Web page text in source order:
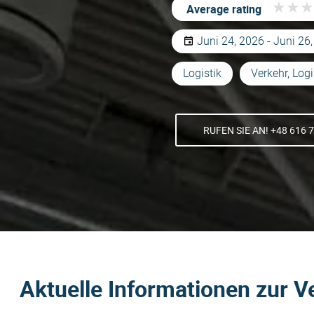
Average rating ★ ★ ★
★ ★ ★
Juni 24, 2026 - Juni
Logistik Verkehr,
RUFEN SIE AN! +48 616
Aktuelle Informationen zur